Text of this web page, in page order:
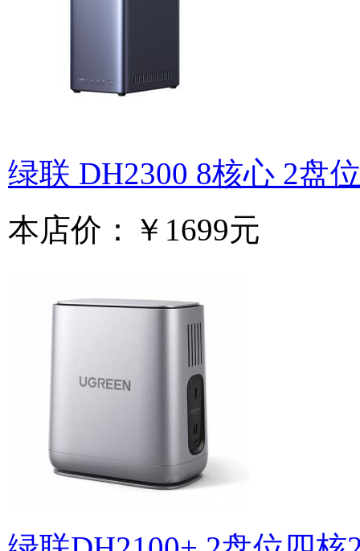
绿联 DH2300 8核心 2盘
本店价：
￥1699元